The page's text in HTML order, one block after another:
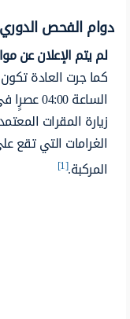
دوام الفحص
لم يتم الإعلان عن
الساعة
زيارة المقرات
الغرامات التي تقع
المركبة.[1]